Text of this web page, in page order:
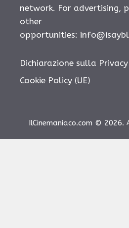
network. For advertising,
other
opportunities:
Dichiarazione sulla Privacy
Cookie Policy (UE)
IlCinemaniaco.com ©